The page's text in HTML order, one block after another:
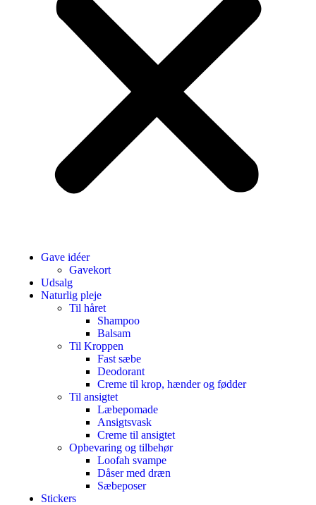
Gave idéer
Gavekort
Udsalg
Naturlig pleje
Til håret
Shampoo
Balsam
Til Kroppen
Fast sæbe
Deodorant
Creme til krop, hænder og fødder
Til ansigtet
Læbepomade
Ansigtsvask
Creme til ansigtet
Opbevaring og tilbehør
Loofah svampe
Dåser med dræn
Sæbeposer
Stickers